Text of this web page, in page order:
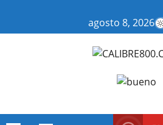
contenido
agosto 8, 2026